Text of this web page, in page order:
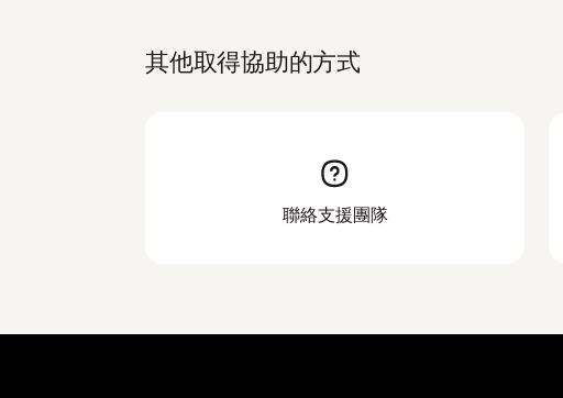
其他取得協助的方式
聯絡支援團隊